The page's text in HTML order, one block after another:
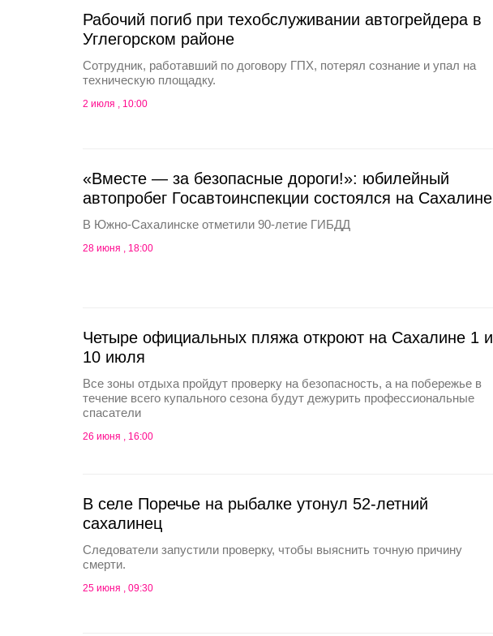
Рабочий погиб при техобслуживании автогрейдера в
Углегорском районе
Сотрудник, работавший по договору ГПХ, потерял сознание и упал на
техническую площадку.
2 июля , 10:00
«Вместе — за безопасные дороги!»: юбилейный
автопробег Госавтоинспекции состоялся на Сахалине
В Южно-Сахалинске отметили 90-летие ГИБДД
28 июня , 18:00
Четыре официальных пляжа откроют на Сахалине 1 и
10 июля
Все зоны отдыха пройдут проверку на безопасность, а на побережье в
течение всего купального сезона будут дежурить профессиональные
спасатели
26 июня , 16:00
В селе Поречье на рыбалке утонул 52-летний
сахалинец
Следователи запустили проверку, чтобы выяснить точную причину
смерти.
25 июня , 09:30